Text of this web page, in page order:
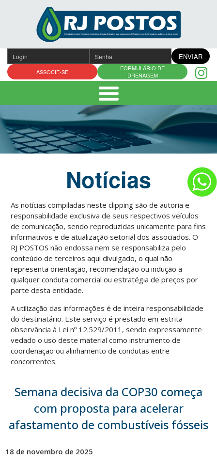
conteúdo
ENVIAR
ASSOCIE-SE
FORMULÁRIO DE
DRENAGEM
Notícias
As notícias compiladas neste clipping são de autoria e
responsabilidade exclusiva de seus respectivos veículos
de comunicação, sendo reproduzidas unicamente para fins
informativos e de atualização setorial dos associados. O
RJ POSTOS não endossa nem se responsabiliza pelo
conteúdo de terceiros aqui divulgado, o qual não
representa orientação, recomendação ou indução a
qualquer conduta comercial ou estratégia de preços por
parte desta entidade.
A utilização das informações é de inteira responsabilidade
do destinatário. Este serviço é prestado em estrita
observância à Lei nº 12.529/2011, sendo expressamente
vedado o uso deste material como instrumento de
coordenação ou alinhamento de condutas entre
concorrentes.
Semana decisiva da COP30 começa
com proposta para acelerar
afastamento de combustíveis fósseis
18 de novembro de 2025